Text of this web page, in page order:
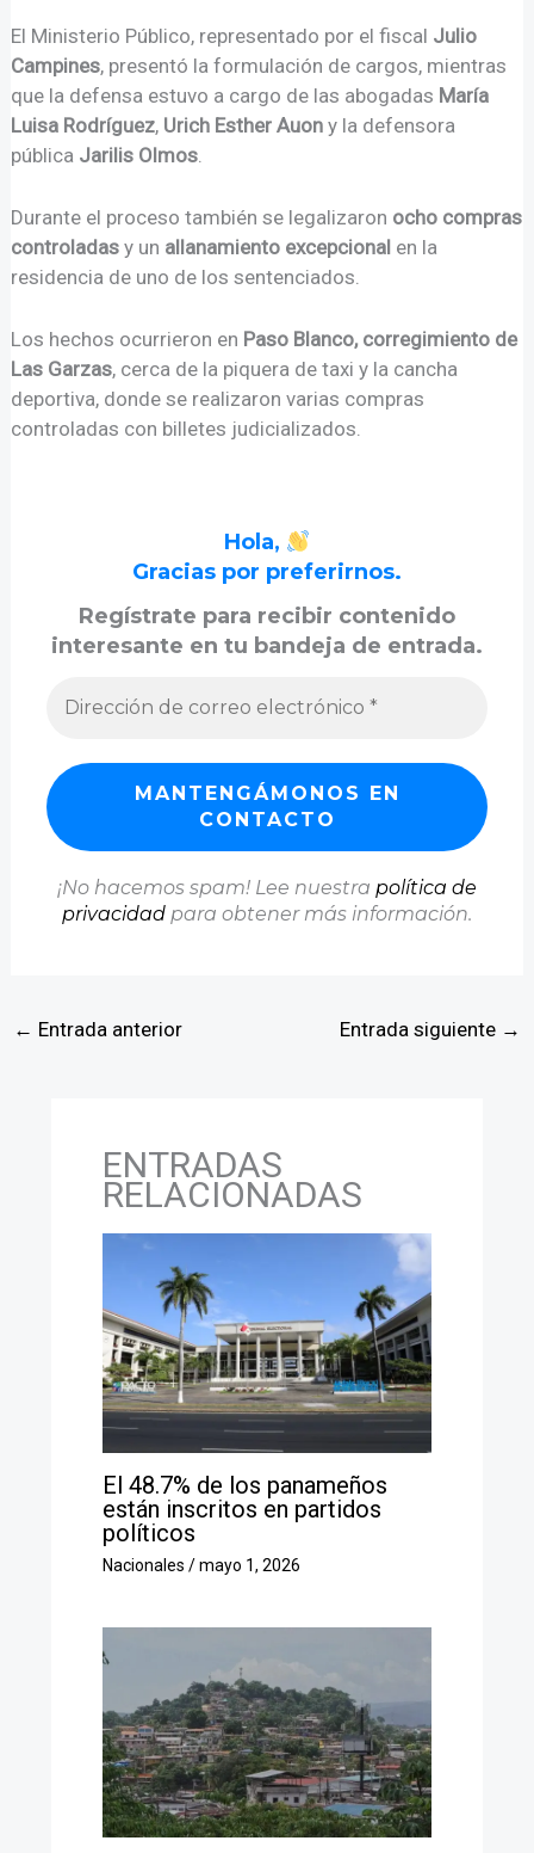
El Ministerio Público, representado por el fiscal Julio
Campines, presentó la formulación de cargos, mientras
que la defensa estuvo a cargo de las abogadas María
Luisa Rodríguez, Urich Esther Auon y la defensora
pública Jarilis Olmos
Durante el proceso también se legalizaron ocho compras
controladas y un allanamiento excepcional en la
residencia de uno de los sentenciados.
Los hechos ocurrieron en Paso Blanco, corregimiento de
Las Garzas, cerca de la piquera de taxi y la cancha
deportiva, donde se realizaron varias compras
controladas con billetes judicializados.
Hola,
Gracias por preferirnos.
Regístrate para recibir contenido
interesante en tu bandeja de entrada.
¡No hacemos spam! Lee nuestra política de
privacidad para obtener más información.
← Entrada anterior Entrada siguiente →
ENTRADAS
RELACIONADAS
El 48.7% de los panameños
están inscritos en partidos
políticos
Nacionales /mayo 1, 2026